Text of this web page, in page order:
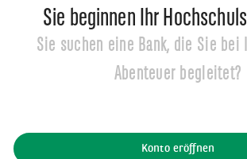
Sie beginnen Ihr
Sie suchen eine Bank, die Sie bei
Abenteuer begleitet?
Konto eröffnen